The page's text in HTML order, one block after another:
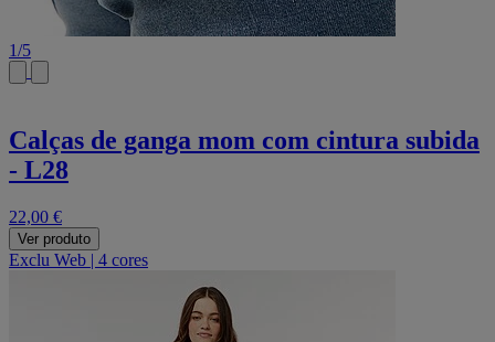
1/5
Calças de ganga mom com cintura subida
- L28
22,00 €
Ver produto
Exclu Web | 4 cores